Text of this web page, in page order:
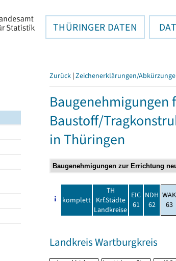
THÜRINGER DATEN
Zurück | Zeichenerklärungen/
Baustoff/
in Thüringen
komplett
TH
Krf.Städte
Landkreise
EIC
61
NDH
62
WAK
63
Landkreis Wartburgkreis